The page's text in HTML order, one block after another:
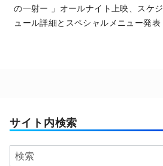
の一射ー 」オールナイト上映、スケジ
ュール詳細とスペシャルメニュー発表
サイト内検索